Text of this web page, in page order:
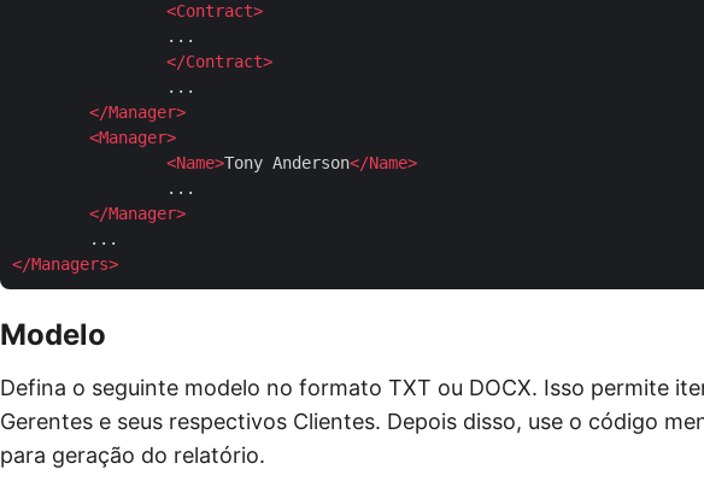
<Contract>
</Contract>
</Manager>
<Manager>
<Name>Tony Anderson</Name>
</Manager>
</Managers>
Modelo
Defina o seguinte modelo no formato TXT ou DOCX. Isso permite
Gerentes e seus respectivos Clientes. Depois disso, use o código
para geração do relatório.